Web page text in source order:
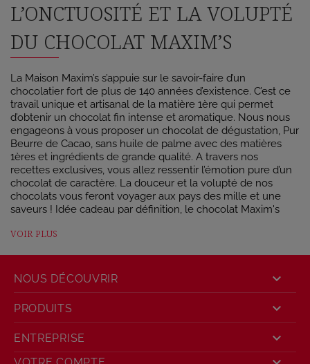
L’ONCTUOSITÉ ET LA VOLUPTÉ
DU CHOCOLAT MAXIM’S
La Maison Maxim’s s’appuie sur le savoir-faire d’un
chocolatier fort de plus de 140 années d’existence. C’est ce
travail unique et artisanal de la matière 1ère qui permet
d’obtenir un chocolat fin intense et aromatique. Nous nous
engageons à vous proposer un chocolat de dégustation, Pur
Beurre de Cacao, sans huile de palme avec des matières
1ères et ingrédients de grande qualité. A travers nos
recettes exclusives, vous allez ressentir l’émotion pure d’un
chocolat de caractère. La douceur et la volupté de nos
chocolats vous feront voyager aux pays des mille et une
saveurs ! Idée cadeau par définition, le chocolat Maxim's
UNE GOURMANDISE INOUBLIABLE
Dégustation et émotion sont les maîtres-mots des chocolats
Maxim’s. La promesse d’une expérience gustative
exceptionnelle alliant générosité et intensité ! Accord parfait
entre finesse et fondant, arôme et puissance,nos
assortiments de chocolats
permettent de découvrir tous les
plaisirs du chocolat au sein d’une même boîte, de la
VOIR PLUS
PRODUITS 
NOUS DÉCOUVRIR 
ENTREPRISE 